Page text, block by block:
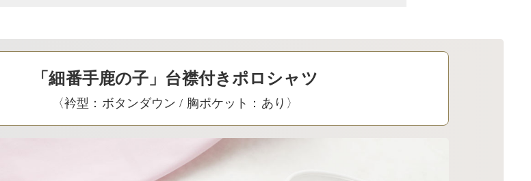
「細番手鹿の子」台襟付きポロシャツ
〈衿型：ボタンダウン / 胸ポケット：あり〉